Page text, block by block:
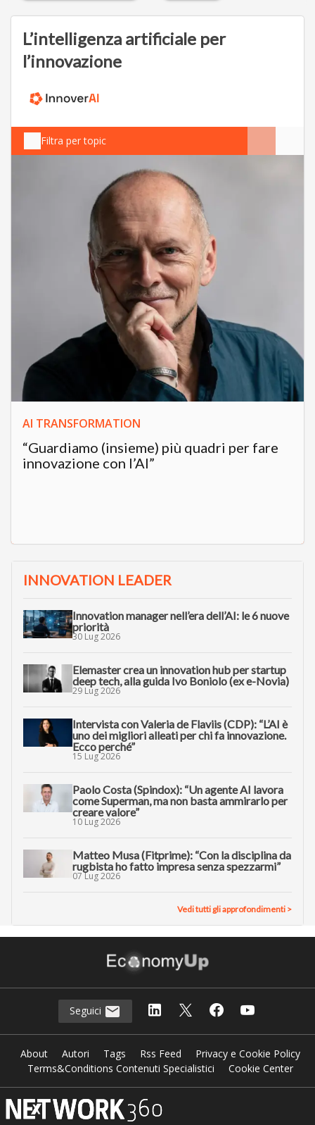
L’intelligenza artificiale per
l’innovazione
Filtra per topic
AI TRANSFORMATION
“Guardiamo (insieme) più quadri per fare
innovazione con l’AI”
INNOVATION LEADER
Innovation manager nell’era dell’AI: le 6 nuove
priorità
30 Lug 2026
Elemaster crea un innovation hub per startup
deep tech, alla guida Ivo Boniolo (ex e-Novia)
29 Lug 2026
Intervista con Valeria de Flaviis (CDP): “L’AI è
uno dei migliori alleati per chi fa innovazione.
Ecco perché”
15 Lug 2026
Paolo Costa (Spindox): “Un agente AI lavora
come Superman, ma non basta ammirarlo per
creare valore”
10 Lug 2026
Matteo Musa (Fitprime): “Con la disciplina da
rugbista ho fatto impresa senza spezzarmi”
07 Lug 2026
Vedi tutti gli approfondimenti >
Seguici
About Autori Tags Rss Feed
Privacy e Cookie Policy
Terms&Conditions Contenuti Specialistici
Cookie Center